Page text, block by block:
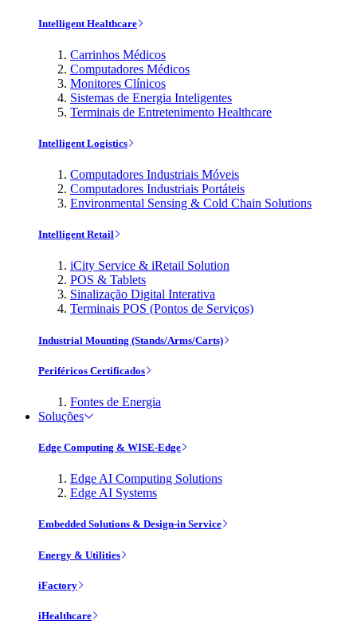
Intelligent Healthcare
Carrinhos Médicos
Computadores Médicos
Monitores Clínicos
Sistemas de Energia Inteligentes
Terminais de Entretenimento Healthcare
Intelligent Logistics
Computadores Industriais Móveis
Computadores Industriais Portáteis
Environmental Sensing & Cold Chain Solutions
Intelligent Retail
iCity Service & iRetail Solution
POS & Tablets
Sinalização Digital Interativa
Terminais POS (Pontos de Serviços)
Industrial Mounting (Stands/Arms/Carts)
Periféricos Certificados
Fontes de Energia
Soluções
Edge Computing & WISE-Edge
Edge AI Computing Solutions
Edge AI Systems
Embedded Solutions & Design-in Service
Energy & Utilities
iFactory
iHealthcare